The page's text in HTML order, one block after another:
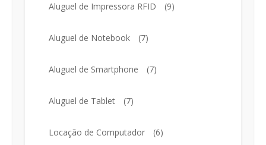
Aluguel de Impressora RFID (9)
Aluguel de Notebook (7)
Aluguel de Smartphone (7)
Aluguel de Tablet (7)
Locação de Computador (6)